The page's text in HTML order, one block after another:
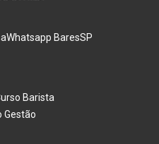
Whatsapp BaresSP
Barista
Gestão